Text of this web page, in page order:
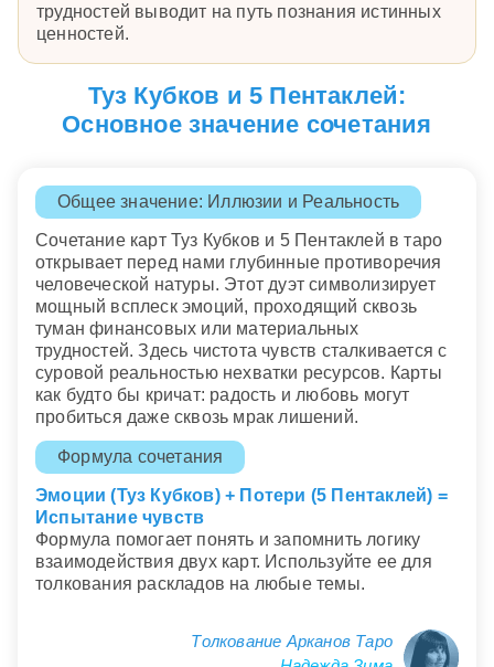
трудностей выводит на путь познания истинных
ценностей.
Туз Кубков и 5 Пентаклей:
Основное значение сочетания
Общее значение: Иллюзии и Реальность
Сочетание карт Туз Кубков и 5 Пентаклей в таро
открывает перед нами глубинные противоречия
человеческой натуры. Этот дуэт символизирует
мощный всплеск эмоций, проходящий сквозь
туман финансовых или материальных
трудностей. Здесь чистота чувств сталкивается с
суровой реальностью нехватки ресурсов. Карты
как будто бы кричат: радость и любовь могут
пробиться даже сквозь мрак лишений.
Формула сочетания
Эмоции (Туз Кубков) + Потери (5 Пентаклей) =
Испытание чувств
Формула помогает понять и запомнить логику
взаимодействия двух карт. Используйте ее для
толкования раскладов на любые темы.
Толкование Арканов Таро